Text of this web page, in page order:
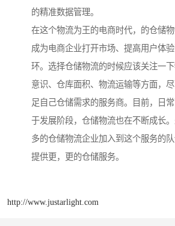
的精准数据管理。
在这个物流为王的电商时代，的仓储
成为电商企业打开市场、提高用户体
环。选择仓储物流的时候应该关注一
意识、仓库面积、物流运输等方面，
足自己仓储需求的服务商。目前，日
于发展阶段，仓储物流也在不断成长
多的仓储物流企业加入到这个服务的
提供更，更的仓储服务。
http://www.justarlight.com